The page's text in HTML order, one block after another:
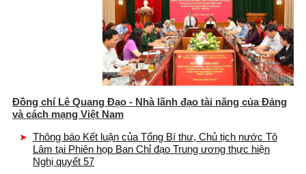
Đồng chí Lê Quang Đạo - Nhà lãnh đạo tài năng của Đảng
và cách mạng Việt Nam
Thông báo Kết luận của Tổng Bí thư, Chủ tịch nước Tô
Lâm tại Phiên họp Ban Chỉ đạo Trung ương thực hiện
Nghị quyết 57